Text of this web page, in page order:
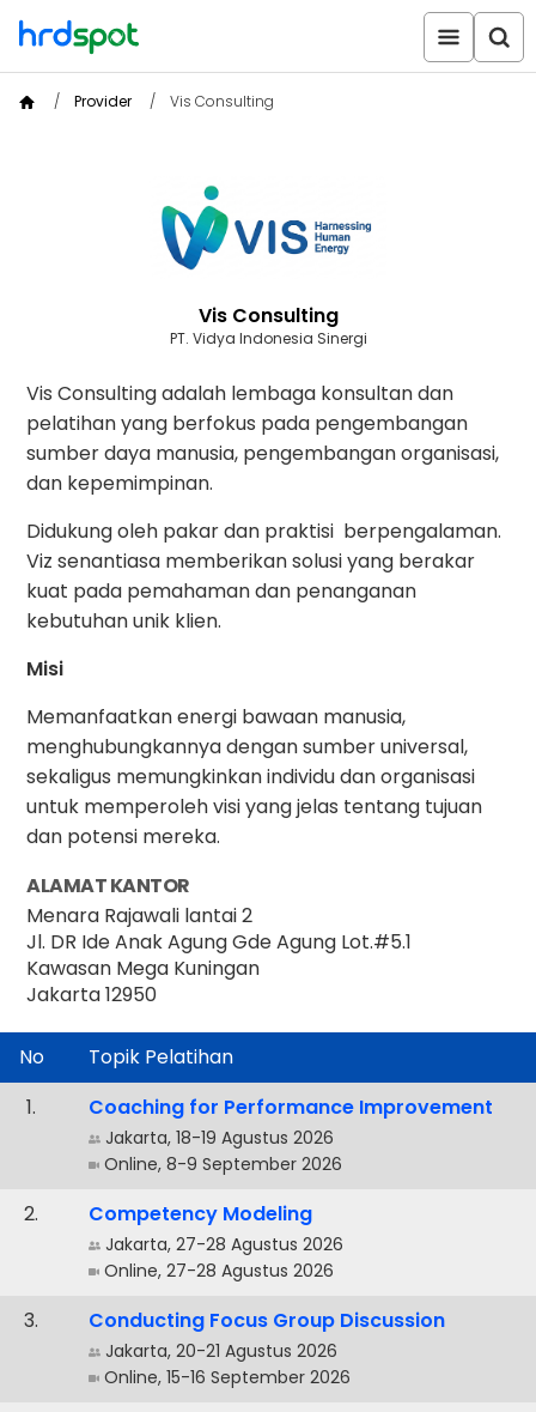
Provider Vis Consulting
Vis Consulting
PT. Vidya Indonesia Sinergi
Vis Consulting adalah lembaga konsultan dan
pelatihan yang berfokus pada pengembangan
sumber daya manusia, pengembangan organisasi,
dan kepemimpinan.
Didukung oleh pakar dan praktisi berpengalaman.
Viz senantiasa memberikan solusi yang berakar
kuat pada pemahaman dan penanganan
kebutuhan unik klien.
Misi
Memanfaatkan energi bawaan manusia,
menghubungkannya dengan sumber universal,
sekaligus memungkinkan individu dan organisasi
untuk memperoleh visi yang jelas tentang tujuan
dan potensi mereka.
ALAMAT KANTOR
Menara Rajawali lantai 2
Jl. DR Ide Anak Agung Gde Agung Lot.#5.1
Kawasan Mega Kuningan
Jakarta 12950
No
Topik Pelatihan
.
Coaching for Performance Improvement
Jakarta, 18-19 Agustus 2026
Online, 8-9 September 2026
. Competency Modeling
Jakarta, 27-28 Agustus 2026
Online, 27-28 Agustus 2026
. Conducting Focus Group Discussion
Jakarta, 20-21 Agustus 2026
Online, 15-16 September 2026